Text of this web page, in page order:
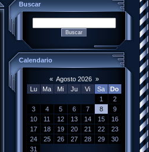
Buscar
Calendario
« Agosto 2026 »
Lu
Ma Mi Ju Vi Sa
Do
1
2
3
4 5 6 7 8
9
10
11 12 13 14 15
16
17
18 19 20 21 22
23
24
25 26 27 28 29
30
31